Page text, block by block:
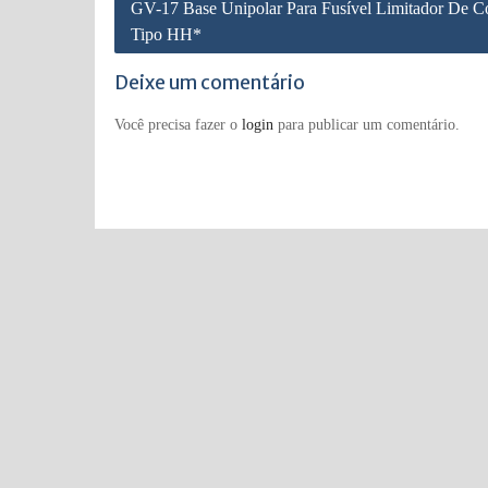
de
Post
GV-17 Base Unipolar Para Fusível Limitador De
Tipo HH*
Deixe um comentário
Você precisa fazer o login para publicar um comentário.